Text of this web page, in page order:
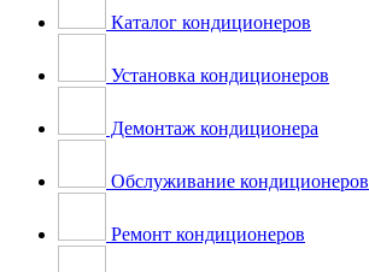
Каталог кондиционеров
Установка кондиционеров
Демонтаж кондиционера
Обслуживание кондиционеров
Ремонт кондиционеров